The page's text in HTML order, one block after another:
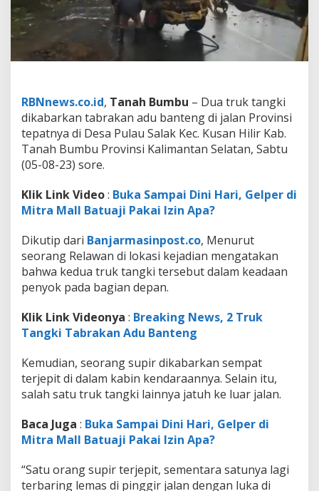
k
T
a
a
b
r
a
k
A
d
a
n
t
e
g
RBNnews.co.id, Tanah Bumbu – Dua truk tangki
dikabarkan tabrakan adu banteng di jalan Provinsi
tepatnya di Desa Pulau Salak Kec. Kusan Hilir Kab.
Tanah Bumbu Provinsi Kalimantan Selatan, Sabtu
(05-08-23) sore.
Klik Link Video: Buka Sampai Dini Hari, Gelper di
Mitra Mall Batuaji Pakai Izin Apa?
Dikutip dari Banjarmasinpost.co, Menurut
seorang Relawan di lokasi kejadian mengatakan
bahwa kedua truk tangki tersebut dalam keadaan
penyok pada bagian depan.
Klik Link Videonya : Breaking News, 2 Truk
Tangki Tabrakan Adu Banteng
Kemudian, seorang supir dikabarkan sempat
terjepit di dalam kabin kendaraannya. Selain itu,
salah satu truk tangki lainnya jatuh ke luar jalan.
Baca Juga : Buka Sampai Dini Hari, Gelper di
Mitra Mall Batuaji Pakai Izin Apa?
“Satu orang supir terjepit, sementara satunya lagi
terbaring lemas di pinggir jalan dengan luka di